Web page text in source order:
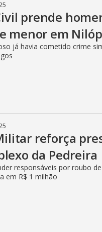
prende
menor em
já havia cometido crime
reforça
da Pedreira
responsáveis por roubo
em R$ 1 milhão